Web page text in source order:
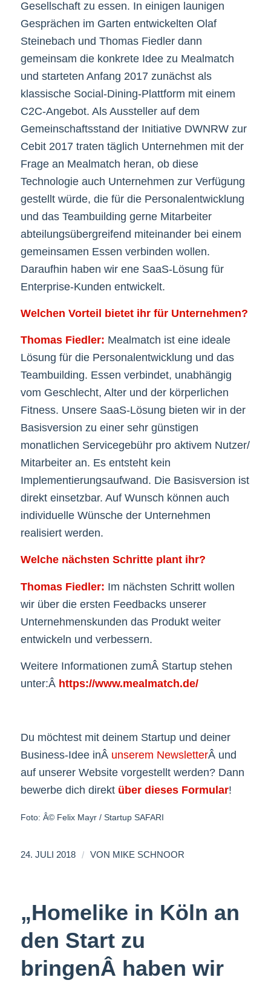
Gesellschaft zu essen. In einigen launigen
Gesprächen im Garten entwickelten Olaf
Steinebach und Thomas Fiedler dann
gemeinsam die konkrete Idee zu Mealmatch
und starteten Anfang 2017 zunächst als
klassische Social-Dining-Plattform mit einem
C2C-Angebot. Als Aussteller auf dem
Gemeinschaftsstand der Initiative DWNRW zur
Cebit 2017 traten täglich Unternehmen mit der
Frage an Mealmatch heran, ob diese
Technologie auch Unternehmen zur Verfügung
gestellt würde, die für die Personalentwicklung
und das Teambuilding gerne Mitarbeiter
abteilungsübergreifend miteinander bei einem
gemeinsamen Essen verbinden wollen.
Daraufhin haben wir ene SaaS-Lösung für
Enterprise-Kunden entwickelt.
Welchen Vorteil bietet ihr für Unternehmen?
Thomas Fiedler: Mealmatch ist eine ideale
Lösung für die Personalentwicklung und das
Teambuilding. Essen verbindet, unabhängig
vom Geschlecht, Alter und der körperlichen
Fitness. Unsere SaaS-Lösung bieten wir in der
Basisversion zu einer sehr günstigen
monatlichen Servicegebühr pro aktivem Nutzer/
Mitarbeiter an. Es entsteht kein
Implementierungsaufwand. Die Basisversion ist
direkt einsetzbar. Auf Wunsch können auch
individuelle Wünsche der Unternehmen
realisiert werden.
Welche nächsten Schritte plant ihr?
Thomas Fiedler: Im nächsten Schritt wollen
wir über die ersten Feedbacks unserer
Unternehmenskunden das Produkt weiter
entwickeln und verbessern.
Weitere Informationen zumÂ Startup stehen
unter:Â https://www.mealmatch.de/
Du möchtest mit deinem Startup und deiner
Business-Idee inÂ unserem NewsletterÂ und
auf unserer Website vorgestellt werden? Dann
bewerbe dich direkt über dieses Formular!
Foto: Â© Felix Mayr / Startup SAFARI
24. JULI 2018 / VON MIKE SCHNOOR
„Homelike in Köln an
den Start zu
bringenÂ haben wir